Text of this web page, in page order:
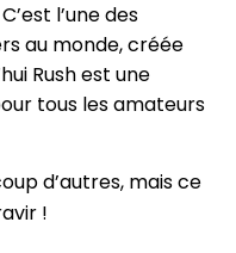
l’une des
au monde, créée
Rush est une
tous les amateurs
d’autres, mais ce
!